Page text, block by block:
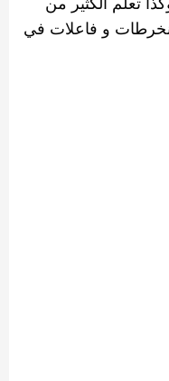
تعلم الكثير من
و فاعلات في